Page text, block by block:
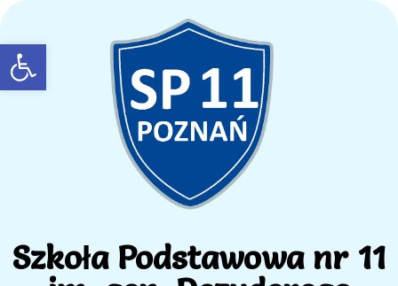
Open toolbar
Szkoła Podstawowa nr 11